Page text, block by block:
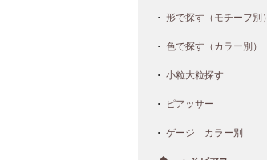
形で探す（モチーフ別）
色で探す（カラー別）
小粒大粒探す
ピアッサー
ゲージ カラー別